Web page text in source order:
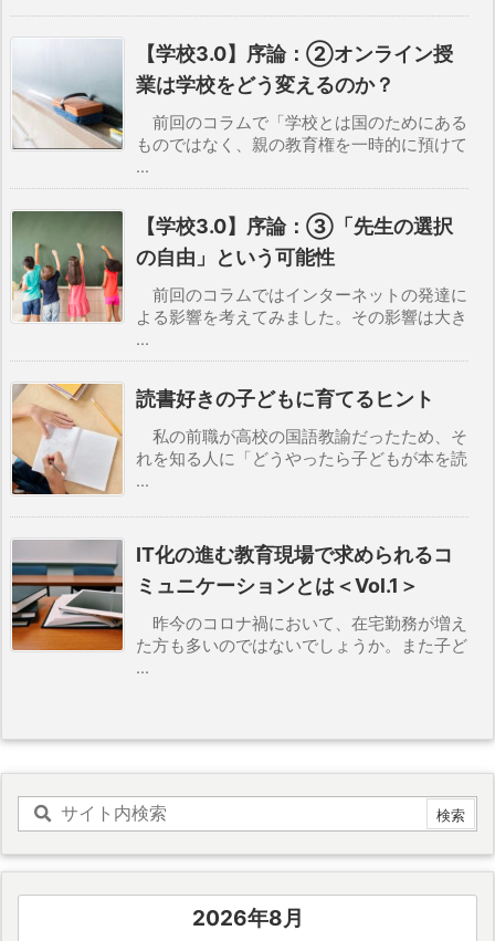
【学校3.0】序論：②オンライン授
業は学校をどう変えるのか？
前回のコラムで「学校とは国のためにある
ものではなく、親の教育権を一時的に預けて
...
【学校3.0】序論：③「先生の選択
の自由」という可能性
前回のコラムではインターネットの発達に
よる影響を考えてみました。その影響は大き
...
読書好きの子どもに育てるヒント
私の前職が高校の国語教諭だったため、そ
れを知る人に「どうやったら子どもが本を読
...
IT化の進む教育現場で求められるコ
ミュニケーションとは＜Vol.1＞
昨今のコロナ禍において、在宅勤務が増え
た方も多いのではないでしょうか。また子ど
...
2026年8月